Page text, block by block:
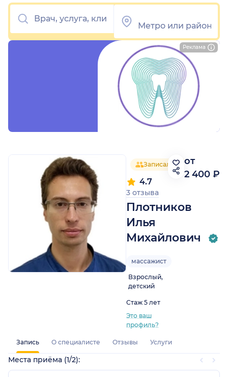
Записалось 5 человек
Плотников
Илья
Михайлович
4.7
3 отзыва
массажист
Взрослый,
детский
Стаж 5 лет
Это ваш
профиль?
от
2 400 ₽
Реклама
Запись О специалисте Отзывы Услуги
Места приёма (1/2):